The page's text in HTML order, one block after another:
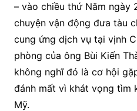
– vào chiều thứ Năm ngày
chuyện vận động đưa tàu
cung ứng dịch vụ tại vịnh
phòng của ông Bùi Kiến
không nghĩ đó là cơ hội
đánh mất vì khát vọng tìm
Mỹ.